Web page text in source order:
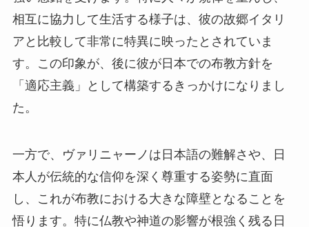
相互に協力して生活する様子は、彼の故郷イタリ
アと比較して非常に特異に映ったとされていま
す。この印象が、後に彼が日本での布教方針を
「適応主義」として構築するきっかけになりまし
た。
一方で、ヴァリニャーノは日本語の難解さや、日
本人が伝統的な信仰を深く尊重する姿勢に直面
し、これが布教における大きな障壁となることを
悟ります。特に仏教や神道の影響が根強く残る日